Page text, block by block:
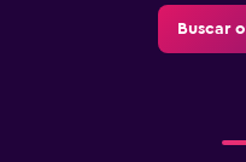
Buscar